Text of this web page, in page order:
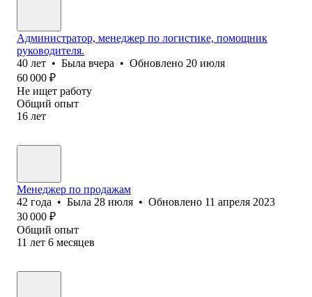
Администратор, менеджер по логистике, помощник
руководителя.
40 лет • Была вчера • Обновлено 20 июля
60 000 ₽
Не ищет работу
Общий опыт
16 лет
Менеджер по продажам
42 года • Была 28 июля • Обновлено 11 апреля 2023
30 000 ₽
Общий опыт
11 лет 6 месяцев